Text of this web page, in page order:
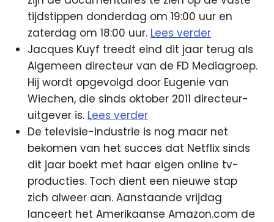
tijdstippen donderdag om 19:00 uur en
zaterdag om 18:00 uur. Lees verder
Jacques Kuyf treedt eind dit jaar terug als
Algemeen directeur van de FD Mediagroep.
Hij wordt opgevolgd door Eugenie van
Wiechen, die sinds oktober 2011 directeur-
uitgever is. Lees verder
De televisie-industrie is nog maar net
bekomen van het succes dat Netflix sinds
dit jaar boekt met haar eigen online tv-
producties. Toch dient een nieuwe stap
zich alweer aan. Aanstaande vrijdag
lanceert het Amerikaanse Amazon.com de